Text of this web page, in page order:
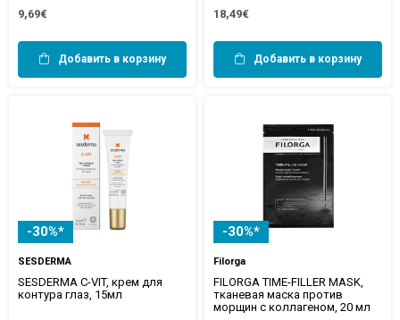
9,69€
Добавить в корзину
18,49€
Добавить в корзину
-30%*
SESDERMA
SESDERMA C-VIT, крем для
контура глаз, 15мл
-30%*
Filorga
FILORGA TIME-FILLER MASK,
тканевая маска против
морщин с коллагеном, 20 мл